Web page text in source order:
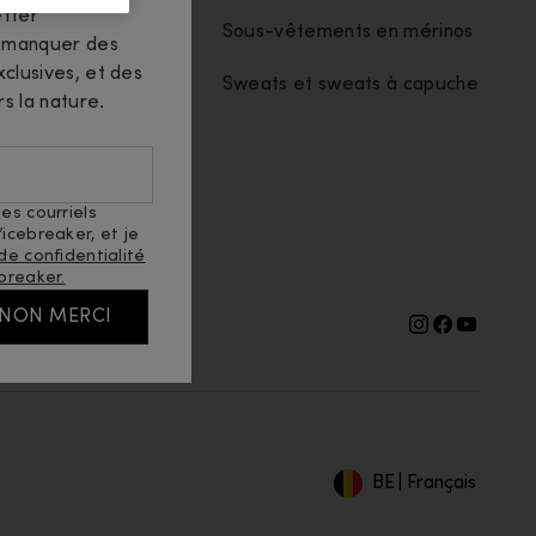
des
et des
la nature.
courriels
et je
confidentialité
NON MERCI
tissus Sous-vêtements en mérinos
Sweats et sweats à capuche
Geolocation Button:
BE Français